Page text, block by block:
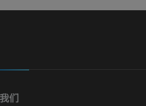
质会员
们